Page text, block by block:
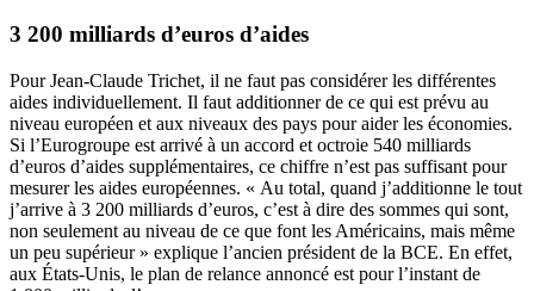
3 200 milliards d’euros d’aides
Pour Jean-Claude Trichet, il ne faut pas considérer les différentes
aides individuellement. Il faut additionner de ce qui est prévu au
niveau européen et aux niveaux des pays pour aider les économies.
Si l’Eurogroupe est arrivé à un accord et octroie 540 milliards
d’euros d’aides supplémentaires, ce chiffre n’est pas suffisant pour
mesurer les aides européennes. « Au total, quand j’additionne le tout
j’arrive à 3 200 milliards d’euros, c’est à dire des sommes qui sont,
non seulement au niveau de ce que font les Américains, mais même
un peu supérieur » explique l’ancien président de la BCE. En effet,
aux États-Unis, le plan de relance annoncé est pour l’instant de